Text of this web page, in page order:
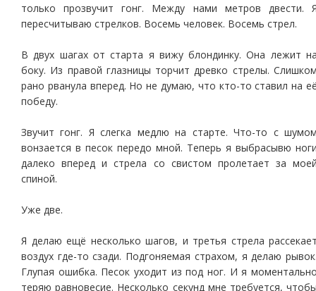
только прозвучит гонг. Между нами метров двести.
пересчитываю стрелков. Восемь человек. Восемь стрел.
В двух шагах от старта я вижу блондинку. Она лежит
боку. Из правой глазницы торчит древко стрелы.
рано рванула вперед. Но не думаю, что кто-то ставил на
победу.
Звучит гонг. Я слегка медлю на старте. Что-то с
вонзается в песок передо мной. Теперь я выбрасывю
далеко вперед и стрела со свистом пролетает за
спиной.
Уже две.
Я делаю ещё несколько шагов, и третья стрела
воздух где-то сзади. Подгоняемая страхом, я делаю
Глупая ошибка. Песок уходит из под ног. И я
теряю равновесие. Несколько секунд мне требуется,